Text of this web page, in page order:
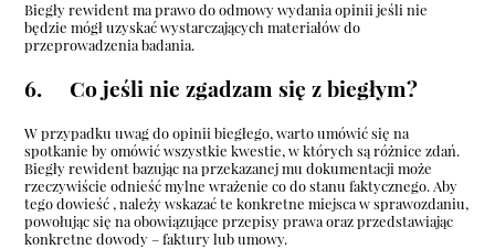
Biegły rewident ma prawo do odmowy wydania opinii jeśli nie
będzie mógł uzyskać wystarczających materiałów do
przeprowadzenia badania.
6. Co jeśli nie zgadzam się z biegłym?
W przypadku uwag do opinii biegłego, warto umówić się na
spotkanie by omówić wszystkie kwestie, w których są różnice zdań.
Biegły rewident bazując na przekazanej mu dokumentacji może
rzeczywiście odnieść mylne wrażenie co do stanu faktycznego. Aby
tego dowieść , należy wskazać te konkretne miejsca w sprawozdaniu,
powołując się na obowiązujące przepisy prawa oraz przedstawiając
konkretne dowody – faktury lub umowy.